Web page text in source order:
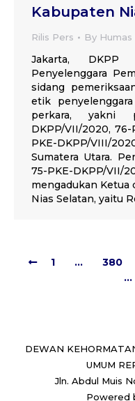
Kabupaten
Rilis Pers By Humas
Jakarta, DKPP
Penyelenggara
sidang
etik
perkara, yakni
DKPP/VII/2020,
PKE-DKPP/VIII/
Sumatera Utara.
75-PKE-DKPP/VII/
mengadukan Ketua
Nias Selatan, yaitu
1 … 380
…
DEWAN
UMUM
Jln. Abdul Muis
Powered